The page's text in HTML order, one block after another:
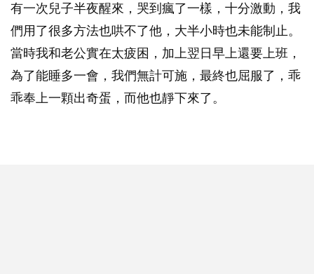
有一次兒子半夜醒來，哭到瘋了一樣，十分激動，我
們用了很多方法也哄不了他，大半小時也未能制止。
當時我和老公實在太疲困，加上翌日早上還要上班，
為了能睡多一會，我們無計可施，最終也屈服了，乖
乖奉上一顆出奇蛋，而他也靜下來了。